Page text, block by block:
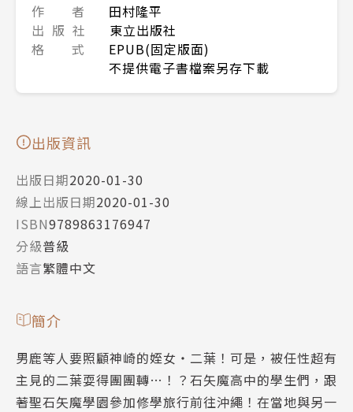
作 者
田村隆平
出 版 社
東立出版社
格 式
EPUB(固定版面)
不提供電子書檔案另存下載
出版資訊
出版日期2020-01-30
線上出版日期2020-01-30
ISBN9789863176947
分級普級
語言繁體中文
簡介
男鹿等人要照顧神崎的姪女‧二葉！可是，被任性超有
主見的二葉耍得團團轉…！？石矢魔高中的學生們，跟
著聖石矢魔學園參加修學旅行前往沖繩！在當地與另一